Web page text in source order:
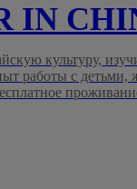
IN
культуру,
работы с детьми,